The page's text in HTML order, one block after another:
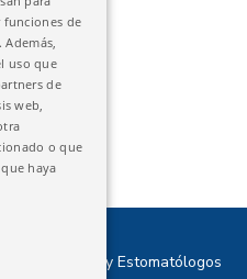
Odontólogos y Estomatólogos
funciones de
uso que
de
web,
o que
haya